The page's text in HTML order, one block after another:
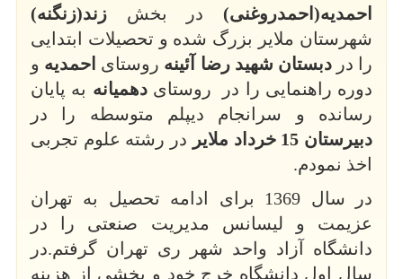
احمدیه(احمدروغنی) در بخش زند(زنگنه)
شهرستان ملایر بزرگ شده و تحصیلات ابتدایی
را دردبستان شهید رضا آئینه روستای احمدیه و
دوره راهنمایی را در روستایدهمیانه به پایان
رسانده و سرانجام دیپلم متوسطه را در
دبیرستان 15 خرداد ملایر
در رشته علوم تجربی
اخذ نمودم.
در سال 1369 برای ادامه تحصیل به تهران
عزیمت و لیسانس مدیریت صنعتی را در
دانشگاه آزاد واحد شهر ری تهران گرفتم.در
سال اول دانشگاه خرج خود و بخشی از هزینه